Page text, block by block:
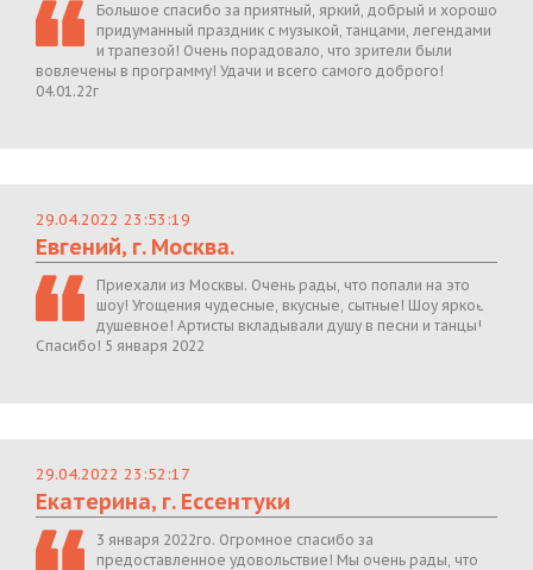
Большое спасибо за приятный, яркий, добрый и хорошо
придуманный праздник с музыкой, танцами, легендами
и трапезой! Очень порадовало, что зрители были
вовлечены в программу! Удачи и всего самого доброго!
04.01.22г
29.04.2022 23:53:19
Евгений, г. Москва.
Приехали из Москвы. Очень рады, что попали на это
шоу! Угощения чудесные, вкусные, сытные! Шоу яркое,
душевное! Артисты вкладывали душу в песни и танцы!
Спасибо! 5 января 2022
29.04.2022 23:52:17
Екатерина, г. Ессентуки
3 января 2022го. Огромное спасибо за
предоставленное удовольствие! Мы очень рады, что